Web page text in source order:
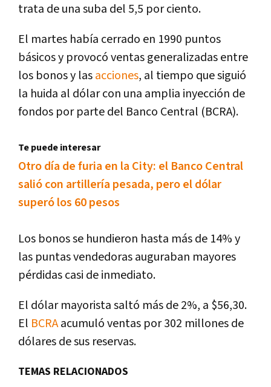
trata de una suba del 5,5 por ciento.
El martes había cerrado en 1990 puntos
básicos y provocó ventas generalizadas entre
los bonos y lasacciones, al tiempo que siguió
la huida al dólar con una amplia inyección de
fondos por parte del Banco Central (BCRA).
Te puede interesar
Otro día de furia en la City: el Banco Central
salió con artillería pesada, pero el dólar
superó los 60 pesos
Los bonos se hundieron hasta más de 14% y
las puntas vendedoras auguraban mayores
pérdidas casi de inmediato.
El dólar mayorista saltó más de 2%, a $56,30.
El BCRAacumuló ventas por 302 millones de
dólares de sus reservas.
TEMAS RELACIONADOS